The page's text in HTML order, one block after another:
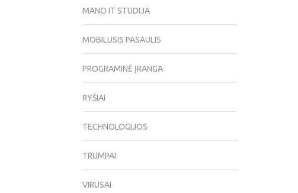
MANO IT STUDIJA
MOBILUSIS PASAULIS
PROGRAMINĖ ĮRANGA
RYŠIAI
TECHNOLOGIJOS
TRUMPAI
VIRUSAI